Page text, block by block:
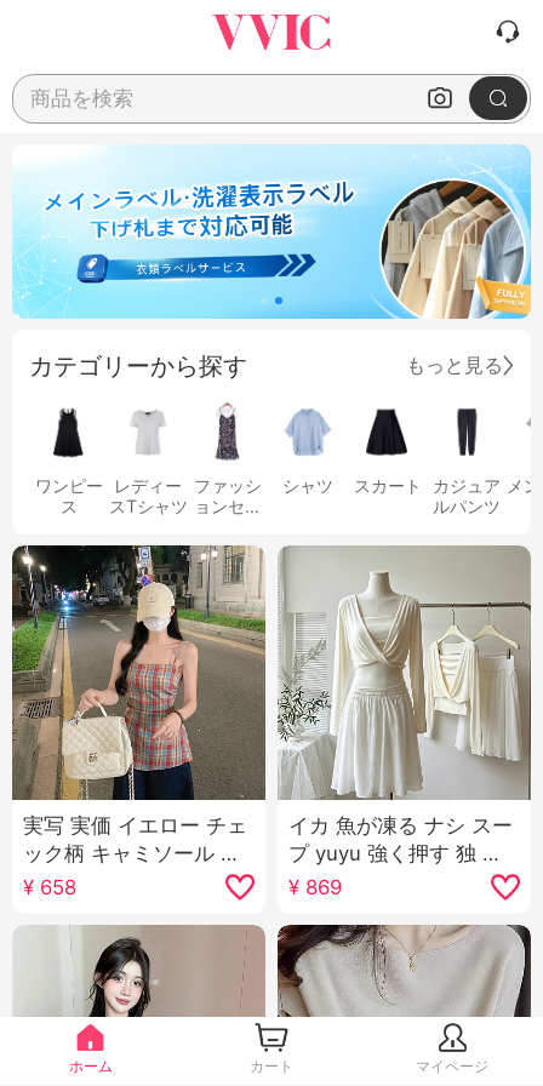
商品を検索
カテゴリーから探す もっと見る
ワンピー
ス
レディー
スTシャツ
ファッシ
ョンセッ
シャツ スカート
カジュア
ルパンツ
メ
実写 実価 イエロー チェ
ック柄 キャミソール 女
性 夏 2025 ベスト プリ
ーツ 不規則 ウエストシ
ェイプ ノースリーブ ト
ップス 女性
¥ 658
イカ 魚が凍る ナシ スー
プ yuyu 強く押す 独 絶
品 ライ レース ル スリム
フィット ベアトップ 杏
色 ニット セットアップ
¥ 869
ホーム カート マイページ